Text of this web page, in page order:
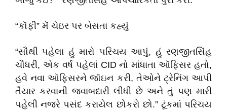
“કૉફી” મેં ચેઇર પર બેસતા કહ્યું
“સૌથી પહેલા હું મારો પરિચય આપું, હું રણજીતસિંહ
ચૌધરી, એક વર્ષ પહેલાં CID નો માંધાતા ઑફિસર હતો,
હવે નવા ઑફિસરને જૉઇન કરી, તેઓને ટ્રેનિંગ આપી
તૈયાર કરવાની જવાબદારી લીધી છે અને તું પણ મારી
પહેલી નજરે પસંદ કરાયેલ છોકરો છો.” ટૂંકમાં પરિચય